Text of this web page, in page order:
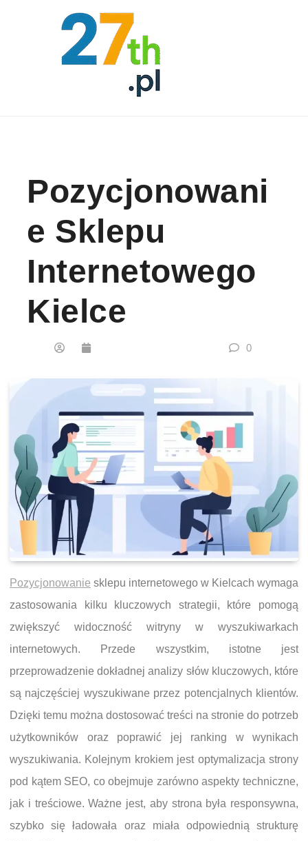
Pozycjonowani
E Sklepu
Internetowego
Kielce
0
Pozycjonowanie sklepu internetowego w Kielcach wymaga
zastosowania kilku kluczowych strategii, które pomogą
zwiększyć widoczność witryny w wyszukiwarkach
internetowych. Przede wszystkim, istotne jest
przeprowadzenie dokładnej analizy słów kluczowych, które
są najczęściej wyszukiwane przez potencjalnych klientów.
Dzięki temu można dostosować treści na stronie do potrzeb
użytkowników oraz poprawić jej ranking w wynikach
wyszukiwania. Kolejnym krokiem jest optymalizacja strony
pod kątem SEO, co obejmuje zarówno aspekty techniczne,
jak i treściowe. Ważne jest, aby strona była responsywna,
szybko się ładowała oraz miała odpowiednią strukturę